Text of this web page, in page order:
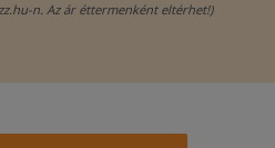
n. Az ár éttermenként eltérhet!)